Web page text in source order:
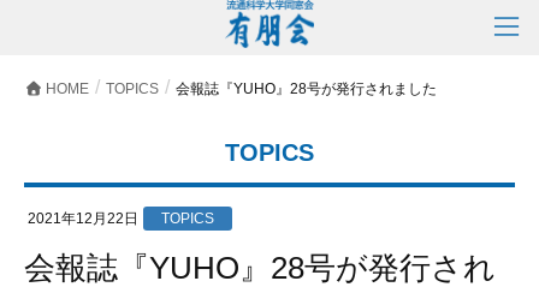
HOME TOPICS 会報誌『YUHO』28号が発行されました
TOPICS
2021年12月22日 TOPICS
会報誌『YUHO』28号が発行され